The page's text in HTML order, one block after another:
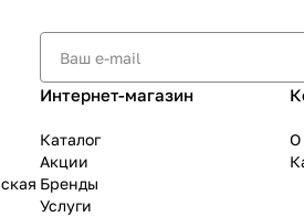
Интернет-магазин
Каталог
Акции
Бренды
Услуги
О